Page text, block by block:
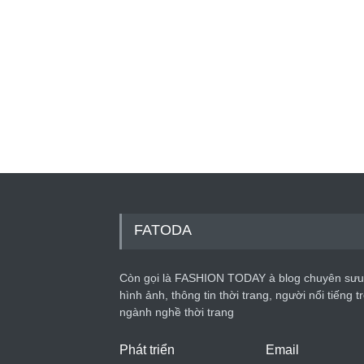
FATODA
Còn gọi là FASHION TODAY à blog chuyên
hình ảnh, thông tin thời trang, người nổi tiếng
ngành nghề thời trang
Phát triển Email